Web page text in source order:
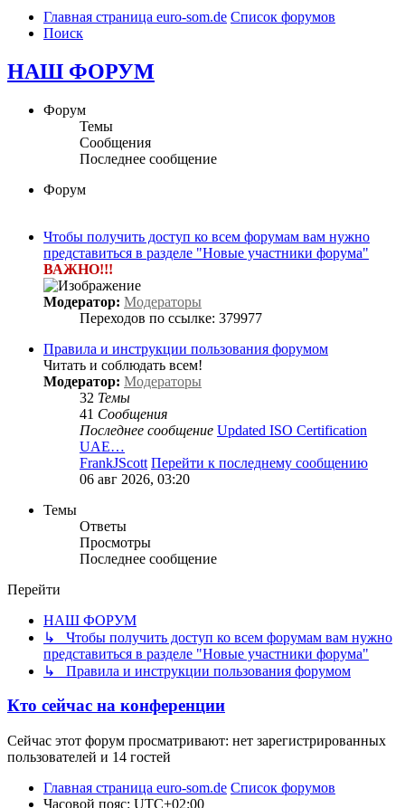
Главная страница euro-som.de Список форумов
Поиск
НАШ ФОРУМ
Форум
Темы
Сообщения
Последнее сообщение
Форум
Чтобы получить доступ ко всем форумам вам нужно
представиться в разделе "Новые участники форума"
ВАЖНО!!!
Модератор: Модераторы
Переходов по ссылке: 379977
Правила и инструкции пользования форумом
Читать и соблюдать всем!
Модератор: Модераторы
32 Темы
41 Сообщения
Последнее сообщение Updated ISO Certification
UAE…
FrankJScott Перейти к последнему сообщению
06 авг 2026, 03:20
Темы
Ответы
Просмотры
Последнее сообщение
Перейти
НАШ ФОРУМ
↳ Чтобы получить доступ ко всем форумам вам нужно
представиться в разделе "Новые участники форума"
↳ Правила и инструкции пользования форумом
Кто сейчас на конференции
Сейчас этот форум просматривают: нет зарегистрированных
пользователей и 14 гостей
Главная страница euro-som.de Список форумов
Часовой пояс: UTC+02:00